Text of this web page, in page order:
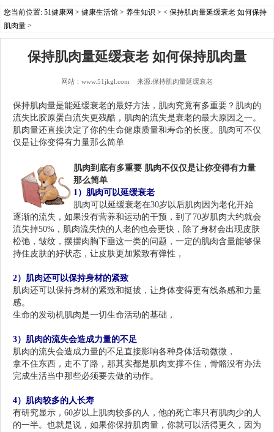
您当前位置: 51健康网 > 健康生活馆 > 养生知识 > < 保持肌肉量延缓衰老 如何保持
肌肉量 >
保持肌肉量延缓衰老 如何保持肌肉量
网站：www.51jkgl.com 来源:保持肌肉量延缓衰老
保持肌肉量是能延缓衰老的最好方法， 肌肉究竟有多重要？ 肌肉的
流失 比胶原蛋白流失更残酷， 肌肉的流失是衰老的最大原因之一。
肌肉量还直接决定了你的生命健康质量和寿命的长度。 肌肉可不仅
仅是让你变得有力量那么简单
肌肉到底有多重要 肌肉不仅仅是让你变得有力量
那么简单
1） 肌肉可以延缓衰老
肌肉可以延缓衰老在30岁以后肌肉因为老化开始
逐渐的流失，如果没有营养和运动的干预，到了70岁肌肉大约就会
流失掉50%，肌肉流失快的人老的也会更快，除了身材会出现皮肤
松弛，皱纹，摆摆肉胸下垂这一类的问题，一定的肌肉含量能够保
持住皮肤的好状态，让皮肤更加紧致有弹性，
2） 肌肉还可以保持身材的紧致
肌肉还可以保持身材的紧致和挺拔，让身体变得更有线条感和力量
感。
生命的发动机肌肉是一切生命活动的基础，
3）肌肉的流失会造成力量的不足
肌肉的流失会造成力量的不足直接影响各种身体活动微微，
拿不住东西，走不了路，那其实都是肌肉支撑不住，骨骼没有办法
完成生活当中那些必须要去做的动作。
4）肌肉较多的人长寿
有研究显示，60岁以上肌肉较多的人，他的死亡率只有肌肉少的人
的一半。也就是说，如果你保持肌肉量，你就可以活得更久，因为